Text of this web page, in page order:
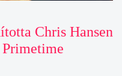
Chris Hansen
Primetime